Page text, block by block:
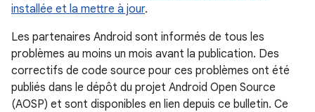
installée et la mettre à jour.
Les partenaires Android sont informés de tous les
problèmes au moins un mois avant la publication. Des
correctifs de code source pour ces problèmes ont été
publiés dans le dépôt du projet Android Open Source
(AOSP) et sont disponibles en lien depuis ce bulletin. Ce